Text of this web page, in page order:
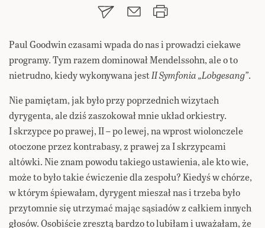
Paul Goodwin czasami wpada do nas i prowadzi ciekawe
programy. Tym razem dominował Mendelssohn, ale o to
nietrudno, kiedy wykonywana jestII Symfonia „Lobgesang”.
Nie pamiętam, jak było przy poprzednich wizytach
dyrygenta, ale dziś zaszokował mnie układ orkiestry.
I skrzypce po prawej, II – po lewej, na wprost wiolonczele
otoczone przez kontrabasy, z prawej za I skrzypcami
altówki. Nie znam powodu takiego ustawienia, ale kto wie,
może to było takie ćwiczenie dla zespołu? Kiedyś w chórze,
w którym śpiewałam, dyrygent mieszał nas i trzeba było
przytomnie się utrzymać mając sąsiadów z całkiem innych
głosów. Osobiście zresztą bardzo to lubiłam i uważałam, że